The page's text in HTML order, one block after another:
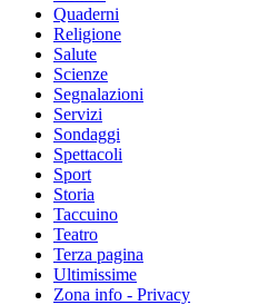
Quaderni
Religione
Salute
Scienze
Segnalazioni
Servizi
Sondaggi
Spettacoli
Sport
Storia
Taccuino
Teatro
Terza pagina
Ultimissime
Zona info - Privacy